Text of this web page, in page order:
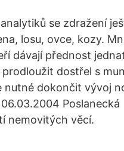
se zdražení
losu, ovce, kozy.
dávají přednost
prodloužit dostřel s
nutné dokončit vývoj
Poslanecká
nemovitých věcí.